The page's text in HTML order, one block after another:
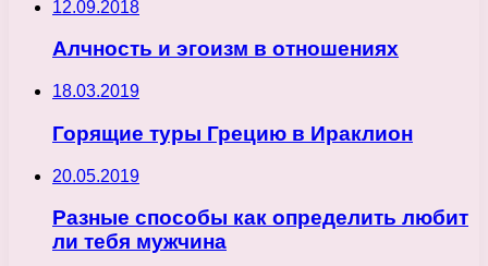
12.09.2018
Алчность и эгоизм в отношениях
18.03.2019
Горящие туры Грецию в Ираклион
20.05.2019
Разные способы как определить любит
ли тебя мужчина